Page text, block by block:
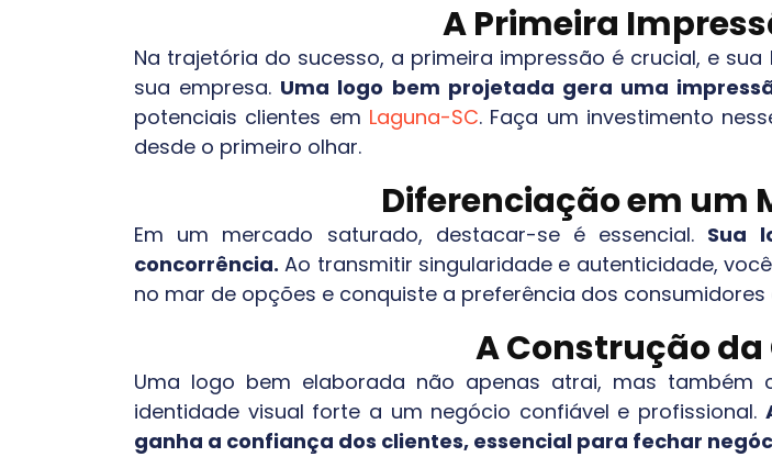
A Primeira
Na trajetória do sucesso, a primeira impressão é crucial, e
sua empresa. Uma logo bem projetada gera uma
potenciais clientes em Laguna-SC. Faça um investimento
desde o primeiro olhar.
Diferenciação em um
Em um mercado saturado, destacar-se é essencial. Sua
concorrência. Ao transmitir singularidade e autenticidade,
no mar de opções e conquiste a preferência dos consumidores
A Construção
Uma logo bem elaborada não apenas atrai, mas também
identidade visual forte a um negócio confiável e profissional.
ganha a confiança dos clientes, essencial para fechar